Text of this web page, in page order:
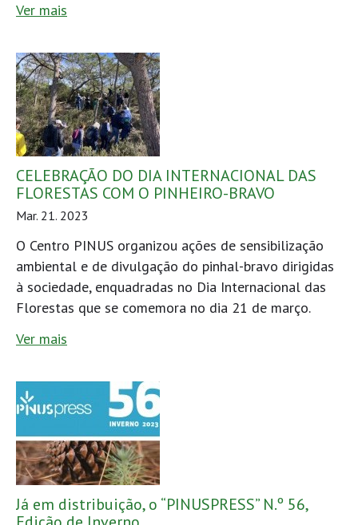
Ver mais
CELEBRAÇÃO DO DIA INTERNACIONAL DAS
FLORESTAS COM O PINHEIRO-BRAVO
Mar. 21. 2023
O Centro PINUS organizou ações de sensibilização
ambiental e de divulgação do pinhal-bravo dirigidas
à sociedade, enquadradas no Dia Internacional das
Florestas que se comemora no dia 21 de março.
Ver mais
Já em distribuição, o “PINUSPRESS” N.º 56,